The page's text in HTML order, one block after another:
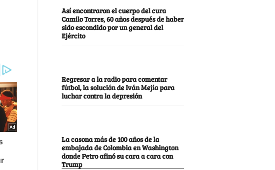
Así encontraron el cuerpo del cura
Camilo Torres, 60 años después de haber
sido escondido por un general del
Ejército
Regresar a la radio para comentar
fútbol, la solución de Iván Mejía para
luchar contra la depresión
La casona más de 100 años de la
embajada de Colombia en Washington
donde Petro afinó su cara a cara con
Trump